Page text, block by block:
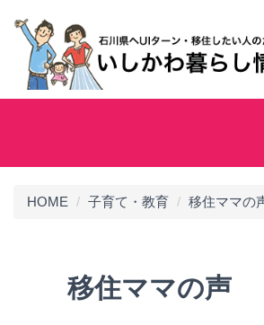
HOME 子育て・教育 移住ママの
移住ママの声